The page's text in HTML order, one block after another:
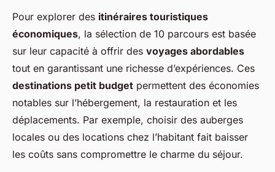
Pour explorer des itinéraires touristiques
économiques, la sélection de 10 parcours est basée
sur leur capacité à offrir des voyages abordables
tout en garantissant une richesse d’expériences. Ces
destinations petit budget permettent des économies
notables sur l’hébergement, la restauration et les
déplacements. Par exemple, choisir des auberges
locales ou des locations chez l’habitant fait baisser
les coûts sans compromettre le charme du séjour.